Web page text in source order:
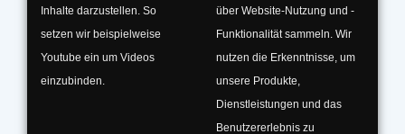
und auch Emulsionen sind eine Gefährdung
für Grundwasser und Umwelt.
Ihre Entsorgungsexperten für die Regionen
Celle und Peine verwerten Metallspänen nach
Inhalte darzustellen. So
setzen wir beispielweise
Youtube ein um Videos
einzubinden.
über Website-Nutzung und -
Funktionalität sammeln. Wir
nutzen die Erkenntnisse, um
unsere Produkte,
Dienstleistungen und das
Benutzererlebnis zu